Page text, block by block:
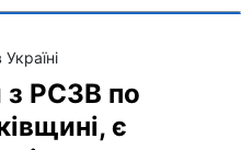
Україні
з РСЗВ по
є